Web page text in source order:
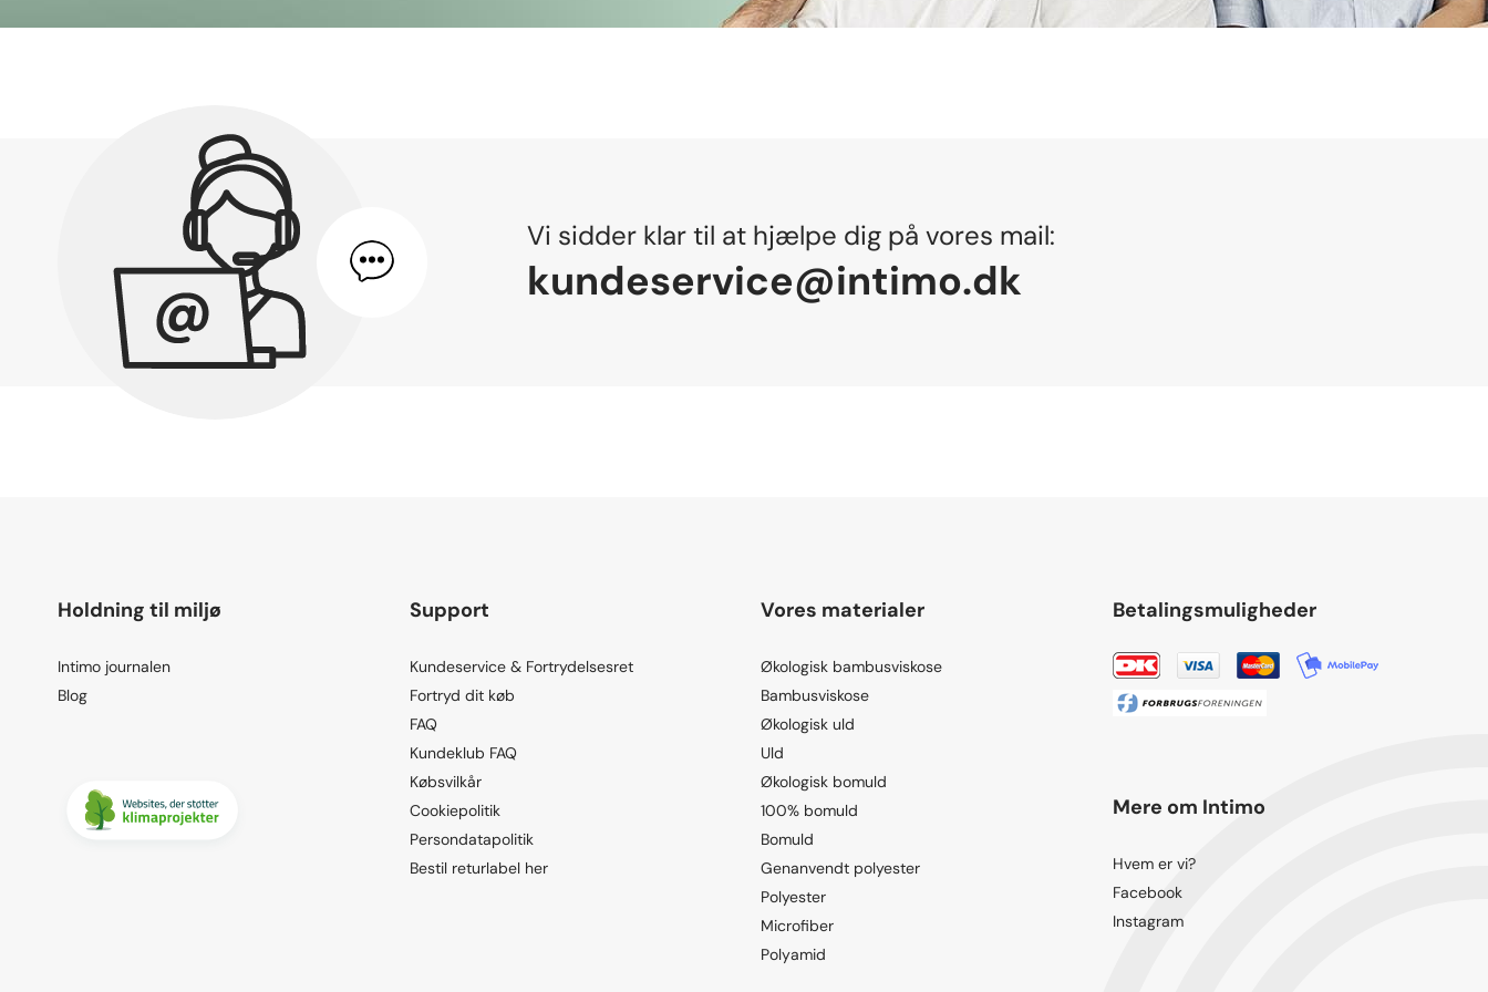
Vi sidder klar til at hjælpe dig på vores mail:
kundeservice@intimo.dk
Holdning til miljø
Intimo journalen
Blog
Support
Kundeservice & Fortrydelsesret
Fortryd dit køb
FAQ
Kundeklub FAQ
Købsvilkår
Cookiepolitik
Persondatapolitik
Bestil returlabel her
Vores materialer
Økologisk bambusviskose
Bambusviskose
Økologisk uld
Uld
Økologisk bomuld
100% bomuld
Bomuld
Genanvendt polyester
Polyester
Microfiber
Polyamid
Betalingsmuligheder
Mere om Intimo
Hvem er vi?
Facebook
Instagram